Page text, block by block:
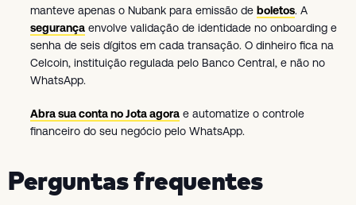
manteve apenas o Nubank para emissão de boletos. A
segurança envolve validação de identidade no onboarding e
senha de seis dígitos em cada transação. O dinheiro fica na
Celcoin, instituição regulada pelo Banco Central, e não no
WhatsApp.
Abra sua conta no Jota agora e automatize o controle
financeiro do seu negócio pelo WhatsApp.
Perguntas frequentes